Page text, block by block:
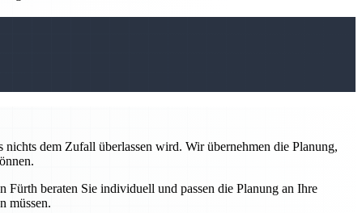
dem Zufall überlassen wird. Wir übernehmen die Planung,
beraten Sie individuell und passen die Planung an Ihre
müssen.